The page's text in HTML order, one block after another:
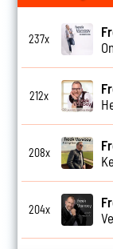
237x
212x
208x
204x